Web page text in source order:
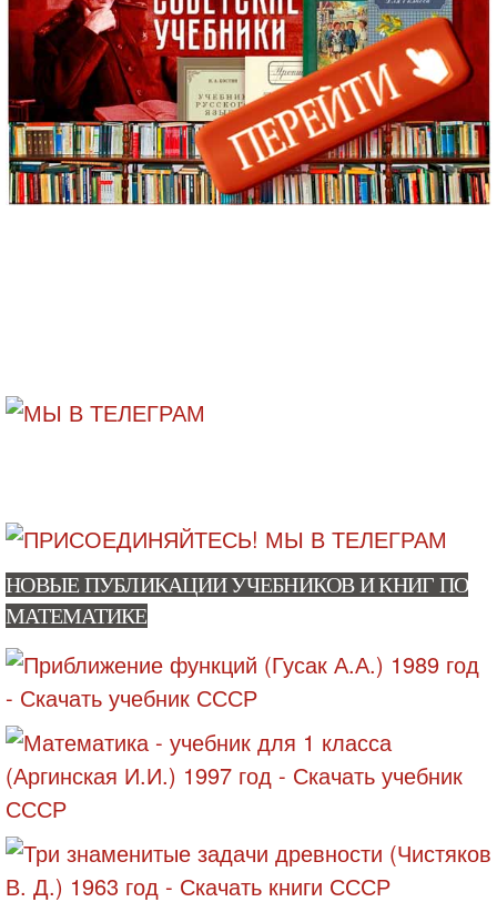
НОВЫЕ ПУБЛИКАЦИИ УЧЕБНИКОВ И КНИГ ПО
МАТЕМАТИКЕ